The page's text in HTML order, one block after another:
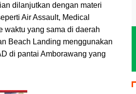
dilanjutkan dengan materi
Air Assault, Medical
waktu yang sama di daerah
Beach Landing menggunakan
di pantai Amborawang yang